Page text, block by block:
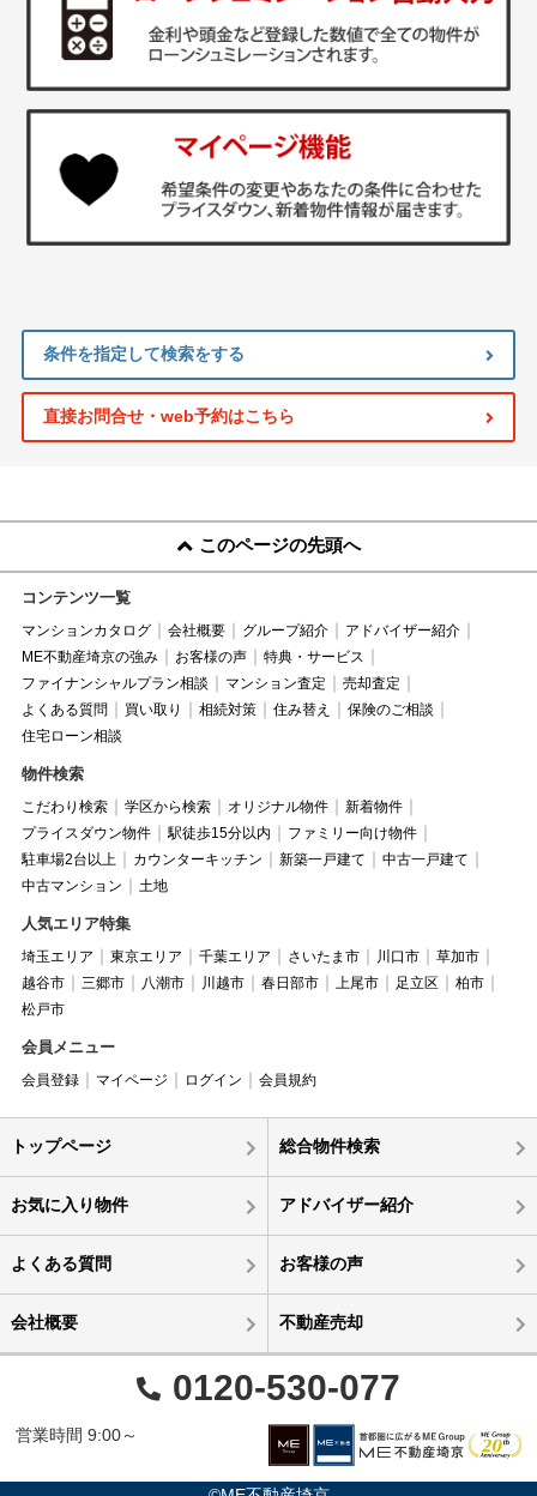
条件を指定して検索をする
直接お問合せ・web予約はこちら
このページの先頭へ
コンテンツ一覧
マンションカタログ 会社概要 グループ紹介
アドバイザー紹介
ME不動産埼京の強み
お客様の声
特典・サービス
ファイナンシャルプラン相談
マンション査定
売却査定
よくある質問
買い取り 相続対策 住み替え
保険のご相談
住宅ローン相談
物件検索
こだわり検索 学区から検索 オリジナル物件
新着物件
プライスダウン物件
駅徒歩15分以内
ファミリー向け物件
駐車場2台以上
カウンターキッチン 新築一戸建て
中古一戸建て
中古マンション
土地
人気エリア特集
埼玉エリア 東京エリア 千葉エリア さいたま市 川口市
草加市
越谷市
三郷市 八潮市 川越市 春日部市 上尾市 足立区
柏市
松戸市
会員メニュー
会員登録 マイページ ログイン 会員規約
トップページ 総合物件検索
お気に入り物件 アドバイザー紹介
よくある質問 お客様の声
会社概要 不動産売却
0120-530-077
営業時間 9:00～